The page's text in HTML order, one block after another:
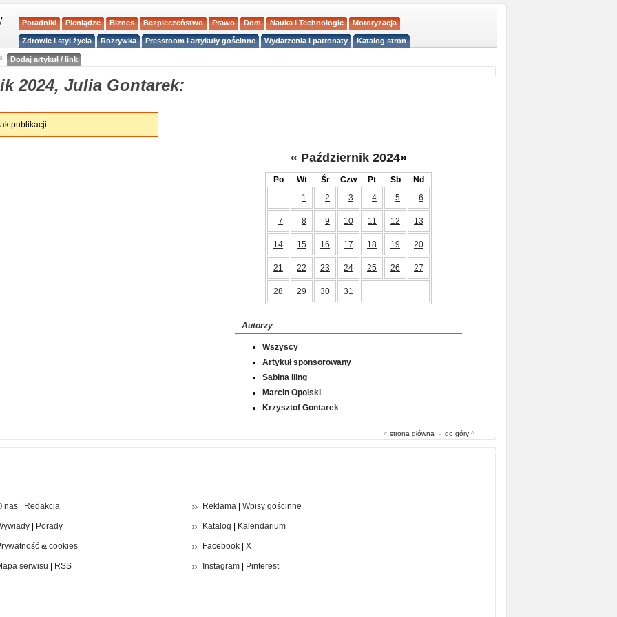
Poradniki Pieniądze Biznes Bezpieczeństwo Prawo Dom Nauka i Technologie Motoryzacja
Zdrowie i styl życia Rozrywka Pressroom i artykuły gościnne Wydarzenia i patronaty Katalog stron
Dodaj artykuł / link
2024, Julia Gontarek:
publikacji.
« Październik 2024»
Po Wt Śr Czw Pt Sb
Nd
1
2 3 4 5 6
7 8 9 10 11 12 13
14 15 16 17 18 19 20
21 22 23 24 25 26 27
28 29 30 31
Autorzy
Wszyscy
Artykuł sponsorowany
Sabina Iling
Marcin Opolski
Krzysztof Gontarek
« strona główna - do góry^
nas| Redakcja
| Porady
& cookies
serwisu RSS
Reklama| Wpisy gościnne
Katalog Kalendarium
Facebook| X
Instagram| Pinterest